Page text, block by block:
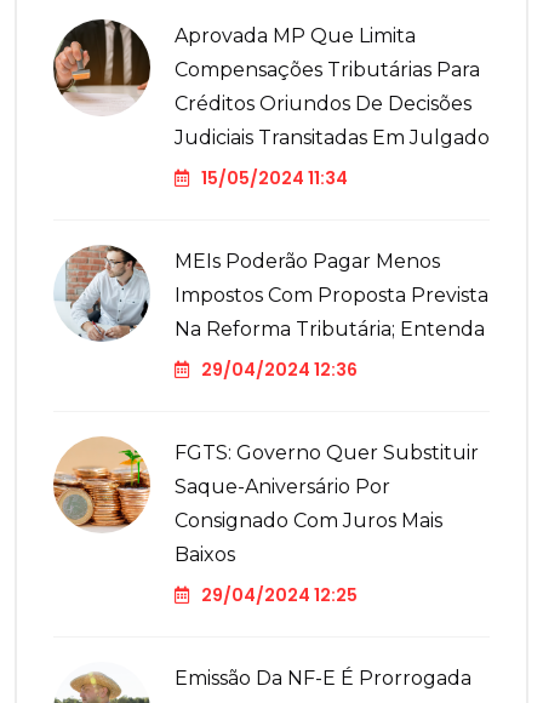
Aprovada MP Que Limita
Compensações Tributárias Para
Créditos Oriundos De Decisões
Judiciais Transitadas Em Julgado
15/05/2024 11:34
MEIs Poderão Pagar Menos
Impostos Com Proposta Prevista
Na Reforma Tributária; Entenda
29/04/2024 12:36
FGTS: Governo Quer Substituir
Saque-Aniversário Por
Consignado Com Juros Mais
Baixos
29/04/2024 12:25
Emissão Da NF-E É Prorrogada